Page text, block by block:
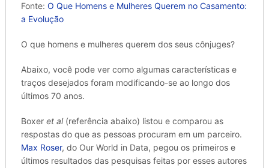
Fonte: O Que Homens e Mulheres Querem no Casamento:
a Evolução
O que homens e mulheres querem dos seus cônjuges?
Abaixo, você pode ver como algumas características e
traços desejados foram modificando-se ao longo dos
últimos 70 anos.
Boxeret al(referência abaixo) listou e comparou as
respostas do que as pessoas procuram em um parceiro.
Max Roser, do Our World in Data, pegou os primeiros e
últimos resultados das pesquisas feitas por esses autores